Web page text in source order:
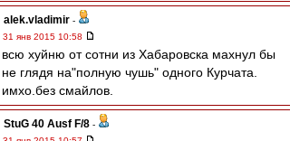
alek.vladimir -
31 янв 2015 10:58
всю хуйню от сотни из Хабаровска махнул бы
не глядя на"полную чушь" одного Курчата.
имхо.без смайлов.
StuG 40 Ausf F/8 -